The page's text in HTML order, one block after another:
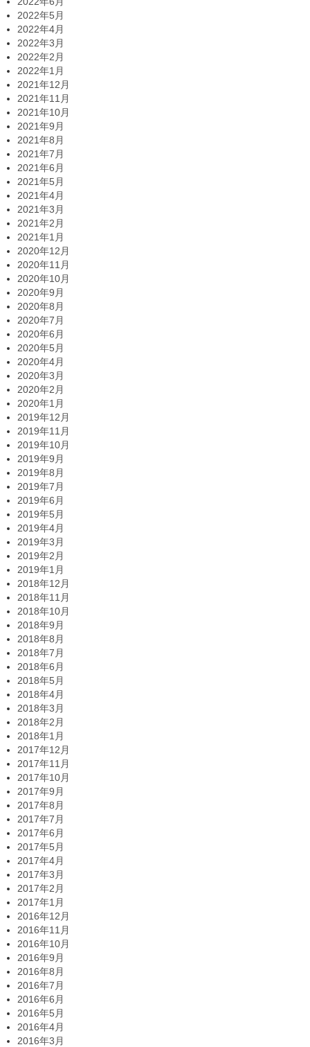
2022年5月
2022年4月
2022年3月
2022年2月
2022年1月
2021年12月
2021年11月
2021年10月
2021年9月
2021年8月
2021年7月
2021年6月
2021年5月
2021年4月
2021年3月
2021年2月
2021年1月
2020年12月
2020年11月
2020年10月
2020年9月
2020年8月
2020年7月
2020年6月
2020年5月
2020年4月
2020年3月
2020年2月
2020年1月
2019年12月
2019年11月
2019年10月
2019年9月
2019年8月
2019年7月
2019年6月
2019年5月
2019年4月
2019年3月
2019年2月
2019年1月
2018年12月
2018年11月
2018年10月
2018年9月
2018年8月
2018年7月
2018年6月
2018年5月
2018年4月
2018年3月
2018年2月
2018年1月
2017年12月
2017年11月
2017年10月
2017年9月
2017年8月
2017年7月
2017年6月
2017年5月
2017年4月
2017年3月
2017年2月
2017年1月
2016年12月
2016年11月
2016年10月
2016年9月
2016年8月
2016年7月
2016年6月
2016年5月
2016年4月
2016年3月